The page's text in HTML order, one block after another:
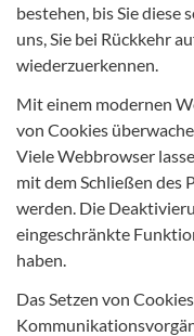
bestehen, bis Sie diese
uns, Sie bei Rückkehr
wiederzuerkennen.
Mit einem modernen
von Cookies
Viele Webbrowser
mit dem Schließen des
werden. Die
eingeschränkte
haben.
Das Setzen von